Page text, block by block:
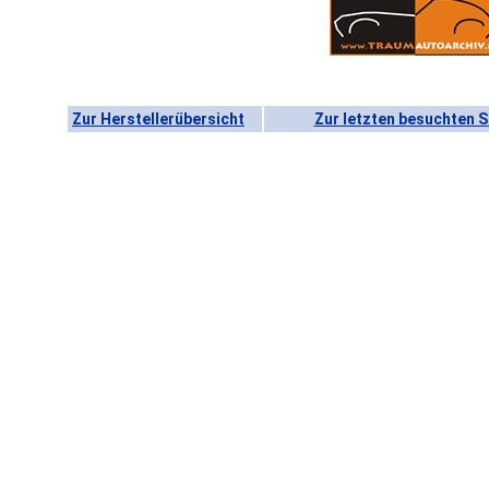
Zur Herstellerübersicht Zur letzten besuchten